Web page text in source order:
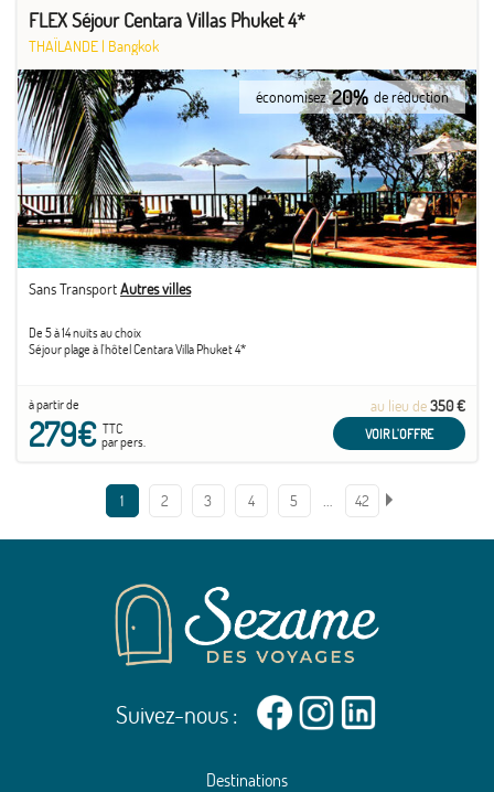
FLEX Séjour Centara Villas Phuket 4*
THAÏLANDE | Bangkok
économisez 20% de réduction
Sans TransportAutres villes
De 5 à 14 nuits au choix
Séjour plage à l'hôtel Centara Villa Phuket 4*
à partir de
279€TTC
par pers.
au lieu de350 €
VOIR L'OFFRE
1 2 3 4 5 … 42
Suivez-nous :
Destinations